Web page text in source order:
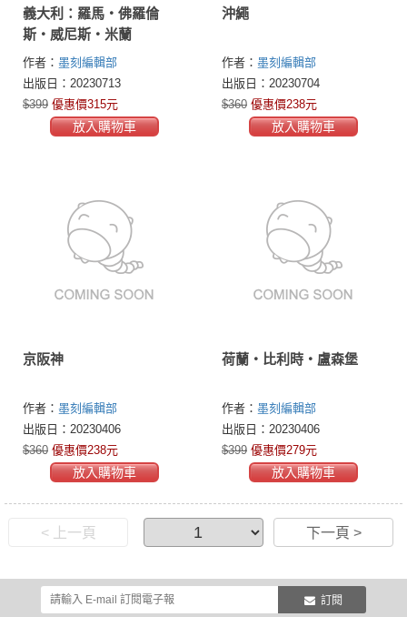
義大利：羅馬‧佛羅倫
斯‧威尼斯‧米蘭
作者： 墨刻編輯部
出版日：20230713
$399 優惠價315元
放入購物車
沖繩
作者： 墨刻編輯部
出版日：20230704
$360 優惠價238元
放入購物車
京阪神
作者： 墨刻編輯部
出版日：20230406
$360 優惠價238元
放入購物車
荷蘭‧比利時‧盧森堡
作者： 墨刻編輯部
出版日：20230406
$399 優惠價279元
放入購物車
< 上一頁 下一頁 >
訂閱